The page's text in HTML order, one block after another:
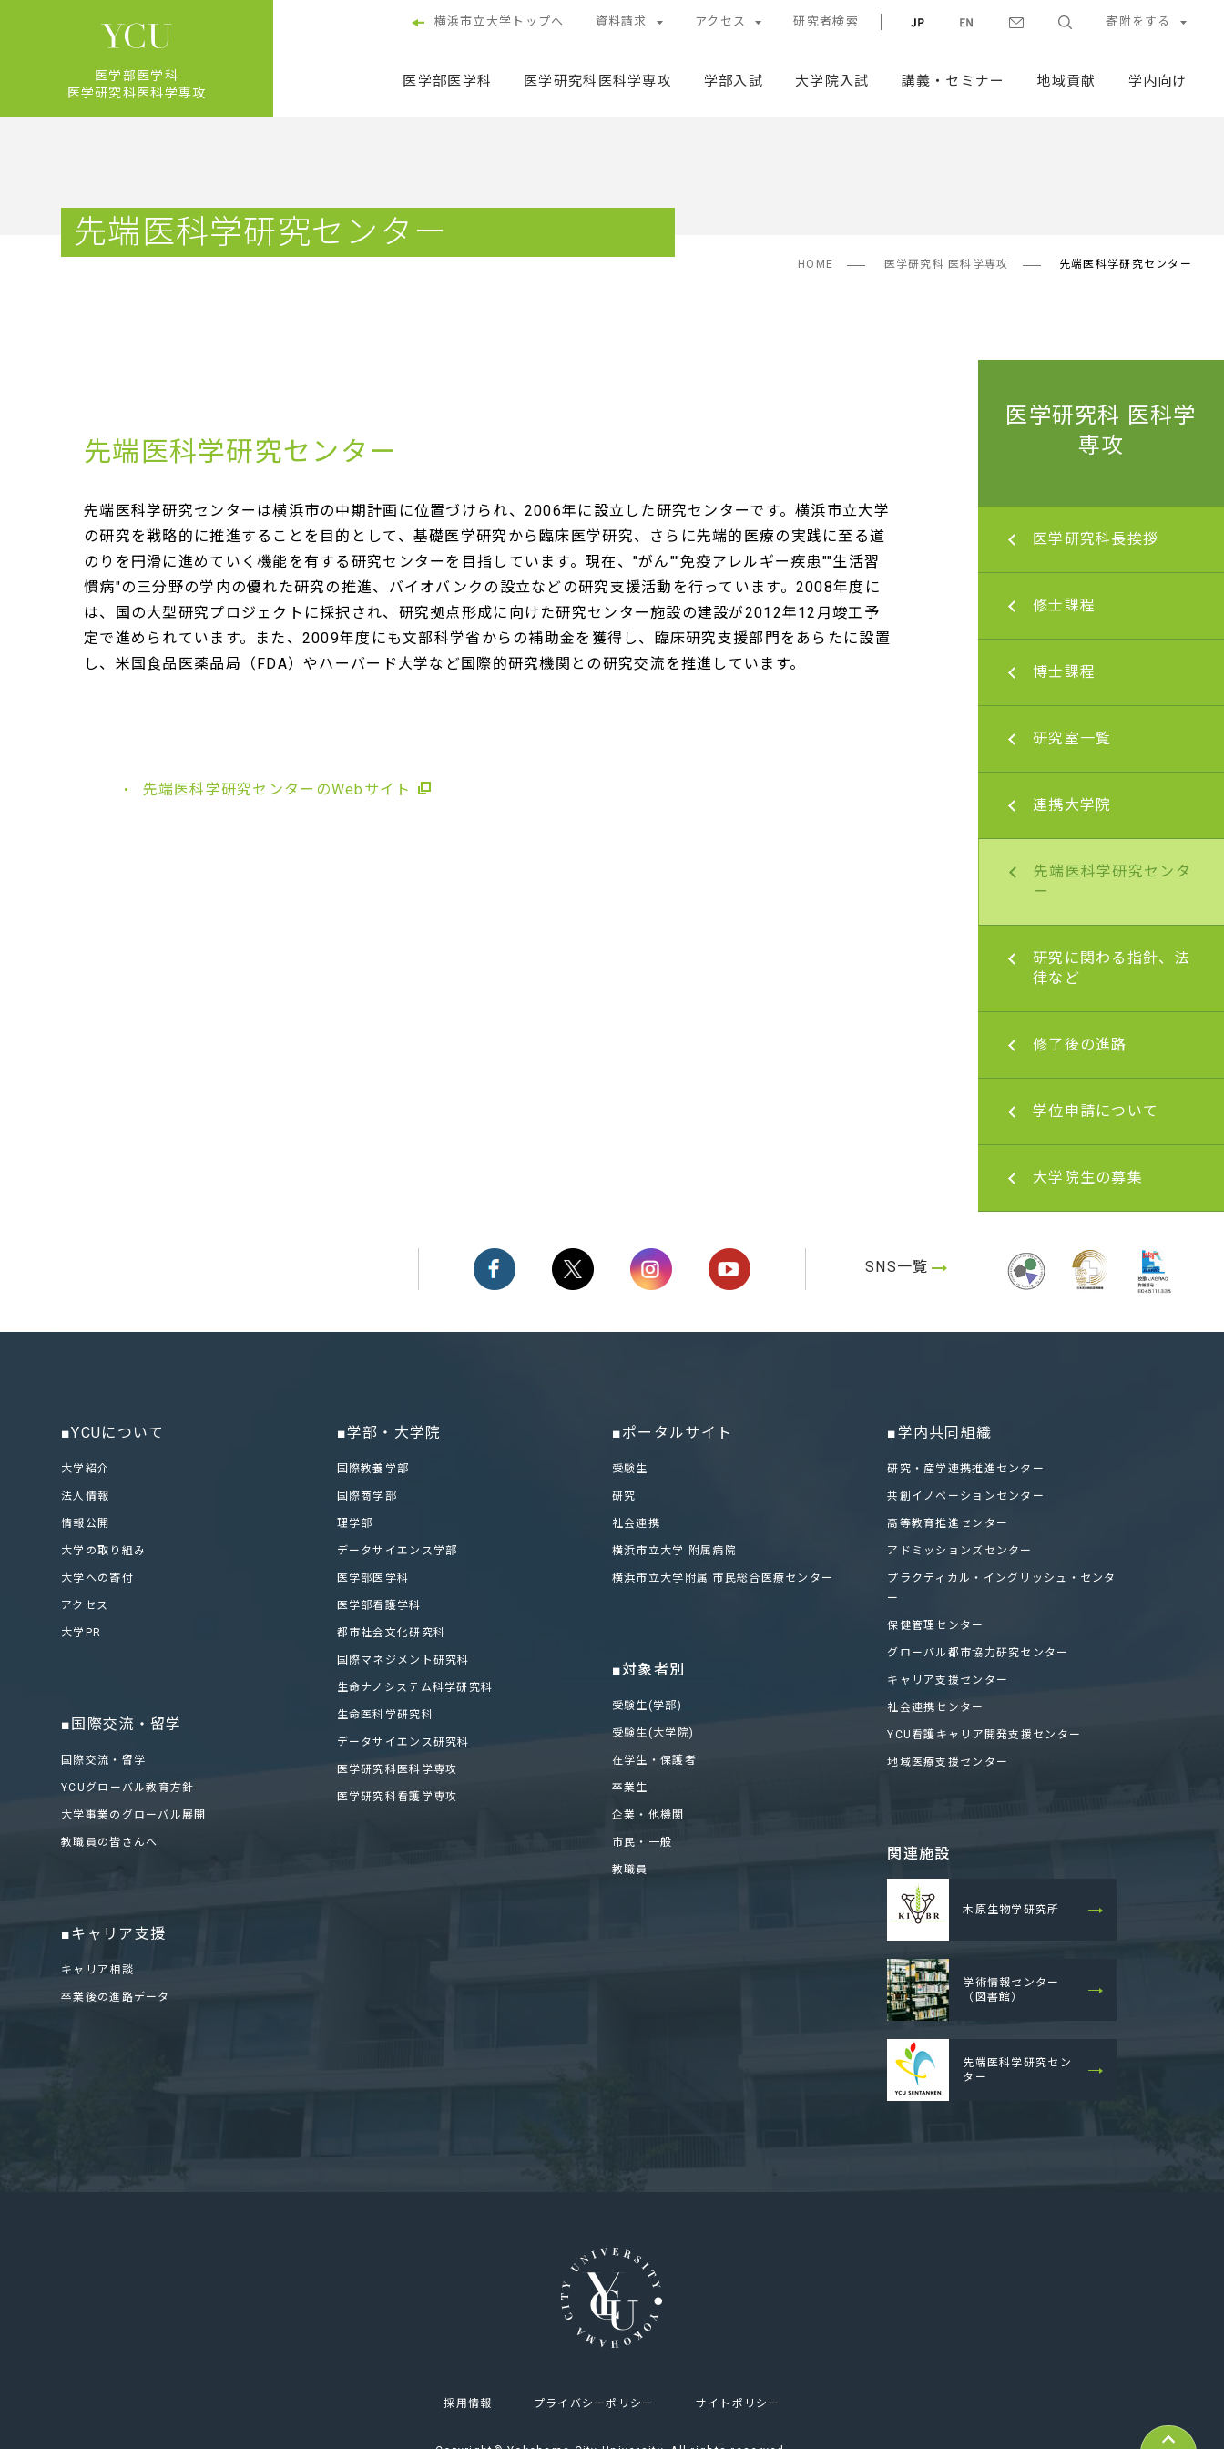
医学部医学科
医学研究科医科学専攻
横浜市立大学トップへ 資料請求 アクセス 研究者検索 寄附をする
医学部医学科 医学研究科医科学専攻 学部入試 大学院入試 講義・セミナー 地域貢献 学内向け
先端医科学研究センター
HOME 医学研究科 医科学専攻 先端医科学研究センター
先端医科学研究センター
先端医科学研究センターは横浜市の中期計画に位置づけられ、2006年に設立した研究センターです。横浜市立大学
の研究を戦略的に推進することを目的として、基礎医学研究から臨床医学研究、さらに先端的医療の実践に至る道
のりを円滑に進めていく機能を有する研究センターを目指しています。現在、"がん""免疫アレルギー疾患""生活習
慣病"の三分野の学内の優れた研究の推進、バイオバンクの設立などの研究支援活動を行っています。2008年度に
は、国の大型研究プロジェクトに採択され、研究拠点形成に向けた研究センター施設の建設が2012年12月竣工予
定で進められています。また、2009年度にも文部科学省からの補助金を獲得し、臨床研究支援部門をあらたに設置
し、米国食品医薬品局（FDA）やハーバード大学など国際的研究機関との研究交流を推進しています。
先端医科学研究センターのWebサイト
医学研究科 医科学
専攻
医学研究科長挨拶
医学研究科長挨拶
修士課程
修士課程
博士課程
博士課程
研究室一覧
連携大学院
先端医科学研究センタ
ー
研究に関わる指針、法
律など
修了後の進路
学位申請について
学位申請書類(令和8年度)
大学院生の募集
SNS一覧
■YCUについて
大学紹介
法人情報
情報公開
大学の取り組み
大学への寄付
アクセス
大学PR
■国際交流・留学
国際交流・留学
YCUグローバル教育方針
大学事業のグローバル展開
教職員の皆さんへ
■キャリア支援
キャリア相談
卒業後の進路データ
■学部・大学院
国際教養学部
国際商学部
理学部
データサイエンス学部
医学部医学科
医学部看護学科
都市社会文化研究科
国際マネジメント研究科
生命ナノシステム科学研究科
生命医科学研究科
データサイエンス研究科
医学研究科医科学専攻
医学研究科看護学専攻
■ポータルサイト
受験生
研究
社会連携
横浜市立大学 附属病院
横浜市立大学附属 市民総合医療センター
■対象者別
受験生(学部)
受験生(大学院)
在学生・保護者
卒業生
企業・他機関
市民・一般
教職員
■学内共同組織
研究・産学連携推進センター
共創イノベーションセンター
高等教育推進センター
アドミッションズセンター
プラクティカル・イングリッシュ・センタ
ー
保健管理センター
グローバル都市協力研究センター
キャリア支援センター
社会連携センター
YCU看護キャリア開発支援センター
地域医療支援センター
関連施設
木原生物学研究所
学術情報センター
（図書館）
先端医科学研究セン
ター
採用情報 プライバシーポリシー サイトポリシー